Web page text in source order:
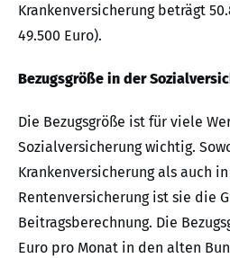
Krankenversicherung beträgt
49.500 Euro).
Bezugsgröße in der
Die Bezugsgröße ist für viele
Sozialversicherung wichtig.
Krankenversicherung als auch
Rentenversicherung ist sie die
Beitragsberechnung. Die
Euro pro Monat in den alten